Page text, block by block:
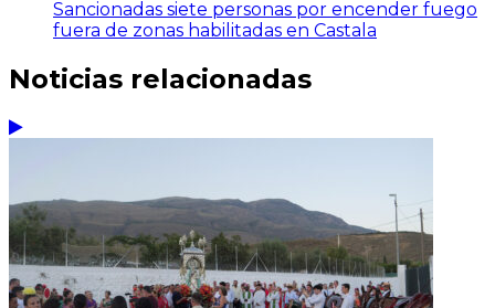
Sancionadas siete personas por encender fuego
fuera de zonas habilitadas en Castala
Noticias relacionadas